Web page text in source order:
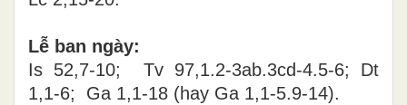
Lễ ban ngày:
Is 52,7-10; Tv 97,1.2-3ab.3cd-4.5-6; Dt
1,1-6; Ga 1,1-18 (hay Ga 1,1-5.9-14).